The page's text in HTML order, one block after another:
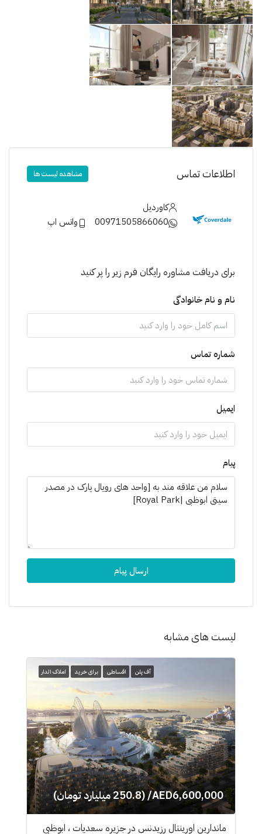
اطلاعات تماس مشاهده لیست ها
کاوردیل
00971505866060
واتس اپ
برای دریافت مشاوره رایگان فرم زیر را پر کنید
نام و نام خانوادگی
شماره تماس
ایمیل
پیام
ارسال پیام
لیست های مشابه
آف پلن اقساطی برای خرید املاک الدار
AED6,600,000/ (250.8 میلیارد تومان)
ماندارین اورینتال رزیدنس در جزیره سعدیات ، ابوظبی